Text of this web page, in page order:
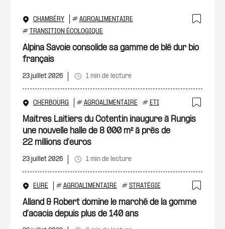
CHAMBÉRY # AGROALIMENTAIRE
# TRANSITION ÉCOLOGIQUE
Alpina Savoie consolide sa gamme de blé dur bio
français
23 juillet 2026 1 min de lecture
CHERBOURG # AGROALIMENTAIRE # ETI
Maitres Laitiers du Cotentin inaugure à Rungis
une nouvelle halle de 8 000 m² à près de
22 millions d’euros
23 juillet 2026 1 min de lecture
EURE # AGROALIMENTAIRE # STRATÉGIE
Alland & Robert domine le marché de la gomme
d’acacia depuis plus de 140 ans